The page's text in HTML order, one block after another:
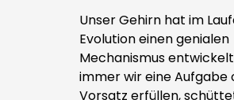
Unser Gehirn hat im
Evolution einen genialen
Mechanismus
immer wir eine Aufgabe